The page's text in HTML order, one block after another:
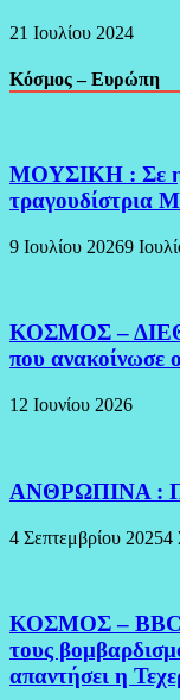
21 Ιουλίου 2024
Κόσμος – Ευρώπη
ΜΟΥΣΙΚΗ : Σε
τραγουδίστρια
9 Ιουλίου 20269
ΚΟΣΜΟΣ –
που ανακοίνωσε
12 Ιουνίου 2026
ΑΝΘΡΩΠΙΝΑ :
4 Σεπτεμβρίου 20254
ΚΟΣΜΟΣ – BBC:
τους
απαντήσει η